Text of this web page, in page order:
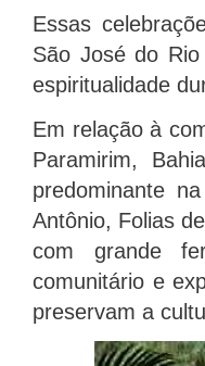
Essas
São José do
espiritualidade
Em relação à
Paramirim,
predominante
Antônio, Folias
com grande
comunitário e
preservam a